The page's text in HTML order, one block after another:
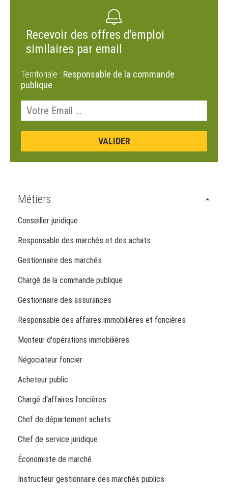
Recevoir des offres d'emploi
similaires par email
Territoriale : Responsable de la commande
publique
Métiers
Conseiller juridique
Responsable des marchés et des achats
Gestionnaire des marchés
Chargé de la commande publique
Gestionnaire des assurances
Responsable des affaires immobilières et foncières
Monteur d'opérations immobilières
Négociateur foncier
Acheteur public
Chargé d'affaires foncières
Chef de département achats
Chef de service juridique
Économiste de marché
Instructeur gestionnaire des marchés publics